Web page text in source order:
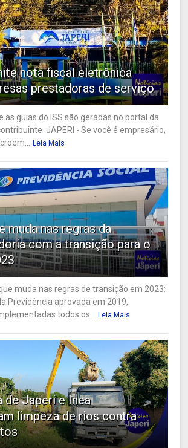
nota fiscal eletrônica
prestadoras de serviço
as guias do ISS são geradas no portal da
JAPERI - Se você é empresário,
Leia Mais
muda nas regras da
com a transição para o
muda nas regras de transição em 2023:
Previdência aprovada em 2019,
todos os...
Leia Mais
de Japeri e Inea
limpeza de rios contra